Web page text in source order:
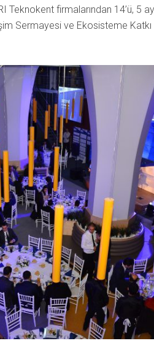
Teknokent firmalarından 14’ü, 5
Sermayesi ve Ekosisteme